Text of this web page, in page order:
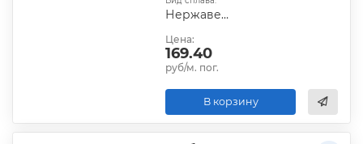
Нержавеющая сталь
Цена:
169.40
руб/м. пог.
В корзину